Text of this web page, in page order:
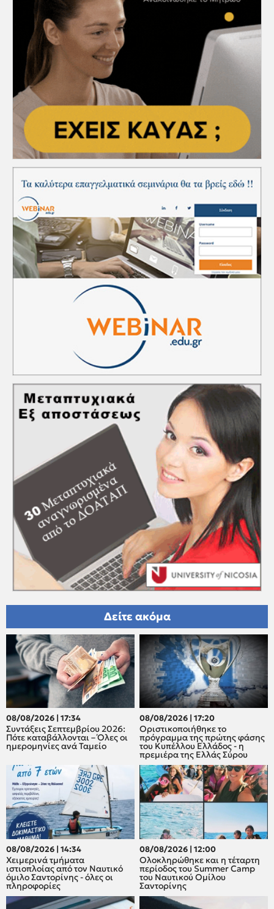
Δείτε ακόμα
08/08/2026 | 17:34
Συντάξεις Σεπτεμβρίου 2026:
Πότε καταβάλλονται – Όλες οι
ημερομηνίες ανά Ταμείο
08/08/2026 | 17:20
Οριστικοποιήθηκε το
πρόγραμμα της πρώτης φάσης
του Κυπέλλου Ελλάδος - η
πρεμιέρα της Ελλάς Σύρου
08/08/2026 | 14:34
Χειμερινά τμήματα
ιστιοπλοίας από τον Ναυτικό
όμιλο Σαντορίνης - όλες οι
πληροφορίες
08/08/2026 | 12:00
Oλοκληρώθηκε και η τέταρτη
περίοδος του Summer Camp
του Ναυτικού Ομίλου
Σαντορίνης